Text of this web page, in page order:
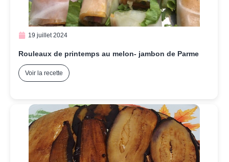
19 juillet 2024
Rouleaux de printemps au melon- jambon de Parme
Voir la recette